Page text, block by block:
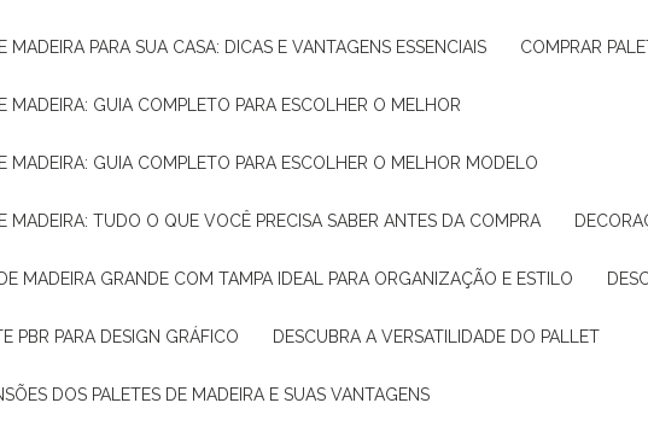
MADEIRA PARA SUA CASA: DICAS E VANTAGENS ESSENCIAIS COMPRAR
MADEIRA: GUIA COMPLETO PARA ESCOLHER O MELHOR
MADEIRA: GUIA COMPLETO PARA ESCOLHER O MELHOR MODELO
MADEIRA: TUDO O QUE VOCÊ PRECISA SABER ANTES DA COMPRA
DE MADEIRA GRANDE COM TAMPA IDEAL PARA ORGANIZAÇÃO E ESTILO
PBR PARA DESIGN GRÁFICO DESCUBRA A VERSATILIDADE DO PALLET
DOS PALETES DE MADEIRA E SUAS VANTAGENS